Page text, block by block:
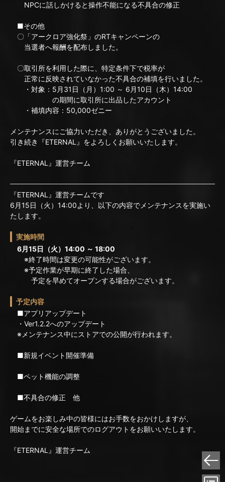
NPCに話しかけると操作不能になる不具合の修正
■その他
〇「アークロア強化祭」のRTキャンペーンの
当選者へ報酬を配布しました。
〇取引所を利用した際に、特定条件下で税率が
正常に反映されていなかった不具合の補填を行いました。
・対象：5月31日（月）1:00 ～ 6月10日（木）14:00
の期間に取引所に出品したアカウント
・補填内容：50,000ゼニー
メンテナンスにご協力いただき、ありがとうございました。
引き続き『ETERNAL』をよろしくお願いいたします。
『ETERNAL』運営チーム
『ETERNAL』運営チームです
6月15日（火）14:00より、以下の内容でメンテナンスを実施い
たします。
実施時間
6月15日（火）14:00 ～ 18:00
※終了時間は変更の可能性がございます。
※予定作業が早期に終了した場合、
予定を早めてオープンする場合がございます。
予定内容
■アプリアップデート
・Ver1.2.2へのアップデート
※メンテナンス中にストアでの公開が行われます。
■新規イベント開催準備
■ペット機能の調整
■不具合の修正 他
ゲームをお楽しみ中の皆様にはお手数をおかけしますが、
開始までに安全な場所でのログアウトをお願いいたします。
『ETERNAL』運営チーム